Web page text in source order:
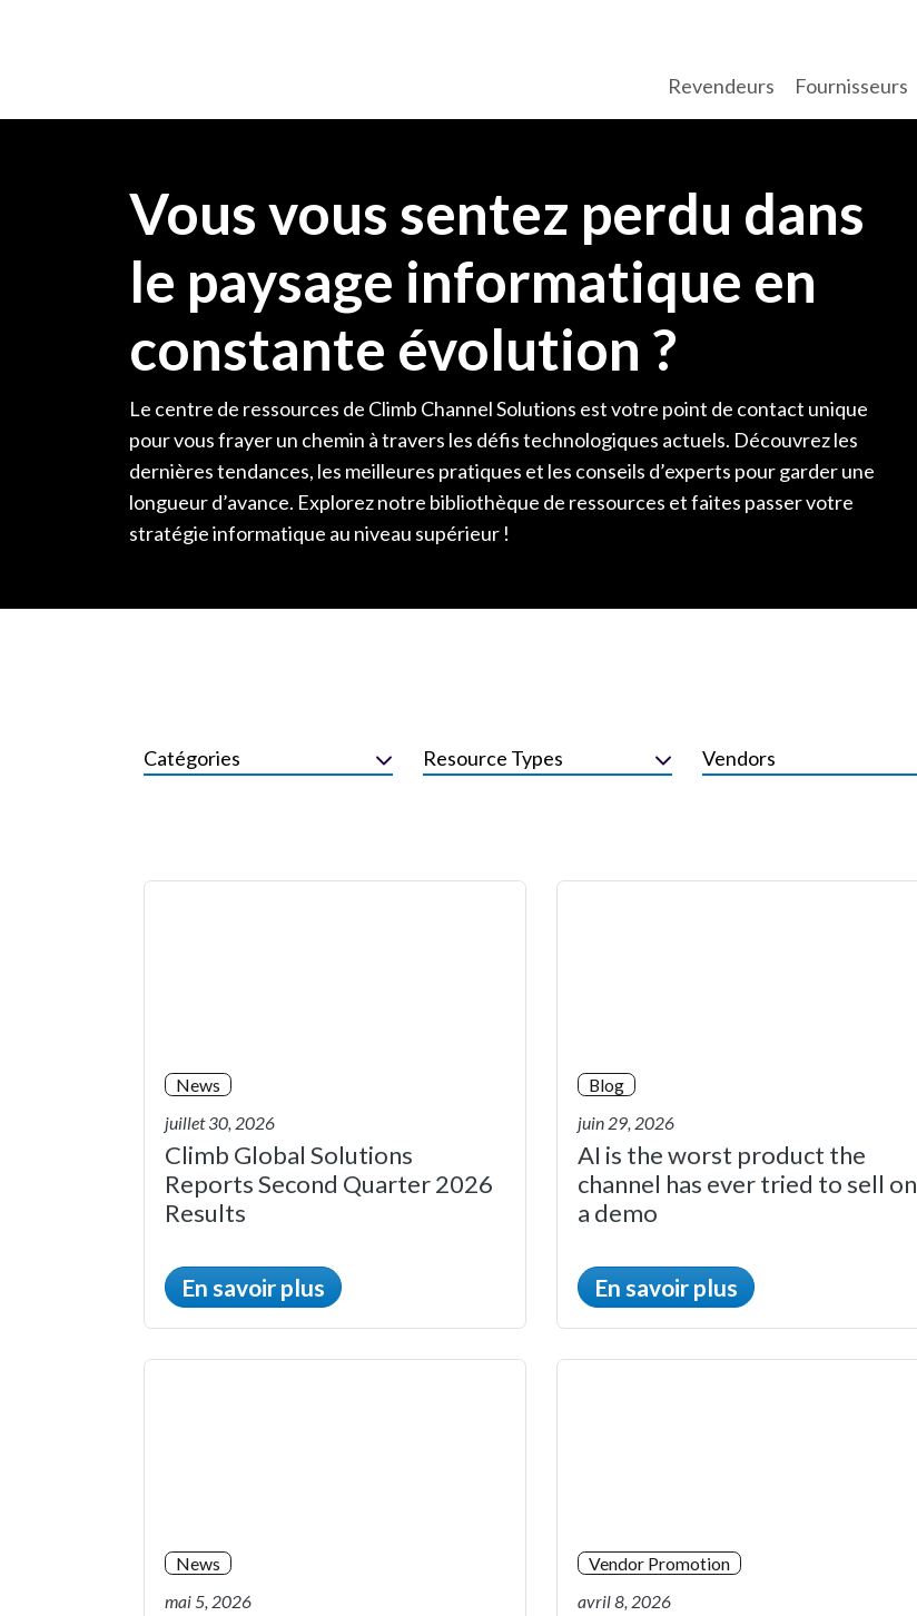
Revendeurs Fournisseurs
Vous vous sentez perdu dans
le paysage informatique en
constante évolution ?
Le centre de ressources de Climb Channel Solutions est votre point de contact unique
pour vous frayer un chemin à travers les défis technologiques actuels. Découvrez les
dernières tendances, les meilleures pratiques et les conseils d’experts pour garder une
longueur d’avance. Explorez notre bibliothèque de ressources et faites passer votre
stratégie informatique au niveau supérieur !
Catégories Resource Types Vendors
News
juillet 30, 2026
Climb Global Solutions
Reports Second Quarter 2026
Results
En savoir plus
Blog
juin 29, 2026
AI is the worst product the
channel has ever tried to sell on
a demo
En savoir plus
News
mai 5, 2026
Vendor Promotion
avril 8, 2026